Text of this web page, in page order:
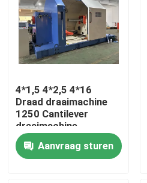
Thuis
4*1,5 4*2,5 4*16
Draad draaimachine
1250 Cantilever
draaimachine
Aanvraag sturen